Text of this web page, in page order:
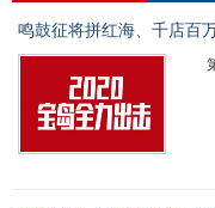
鸣鼓征将拼红海、千店百